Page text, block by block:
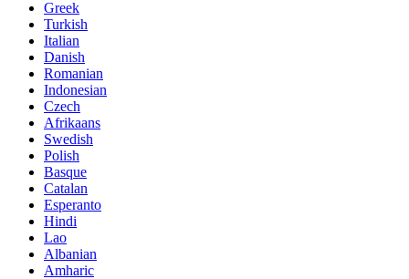
Greek
Turkish
Italian
Danish
Romanian
Indonesian
Czech
Afrikaans
Swedish
Polish
Basque
Catalan
Esperanto
Hindi
Lao
Albanian
Amharic